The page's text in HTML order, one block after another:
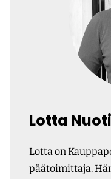
Lotta
Lotta on
päätoimittaja.